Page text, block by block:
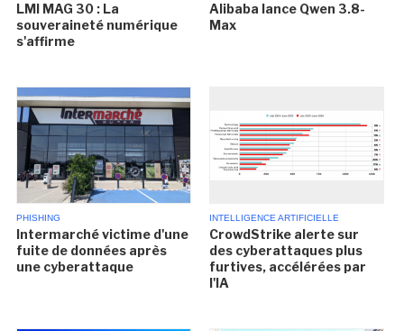
LMI MAG 30 : La
souveraineté numérique
s'affirme
Alibaba lance Qwen 3.8-
Max
PHISHING
Intermarché victime d'une
fuite de données après
une cyberattaque
INTELLIGENCE ARTIFICIELLE
CrowdStrike alerte sur
des cyberattaques plus
furtives, accélérées par
l'IA